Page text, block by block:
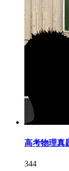
高考物理真
344